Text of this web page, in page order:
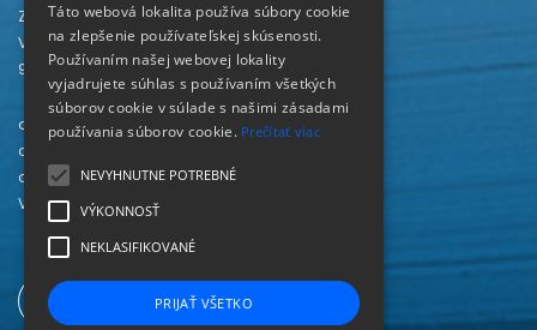
Záhorská knižnica
Vajanského 28
905 01 Senica
odd. beletrie 034/654 3780
odd. odbornej literatúry 034/651 2710
odd. pre deti a mládež 034/654 6519
Viac kontaktov nájdete
Táto webová lokalita používa súbory cookie
na zlepšenie používateľskej skúsenosti.
Používaním našej webovej lokality
vyjadrujete súhlas s používaním všetkých
súborov cookie v súlade s našimi zásadami
používania súborov cookie. Prečítať viac
NEVYHNUTNE POTREBNÉ
VÝKONNOSŤ
NEKLASIFIKOVANÉ
PRIJAŤ VŠETKO